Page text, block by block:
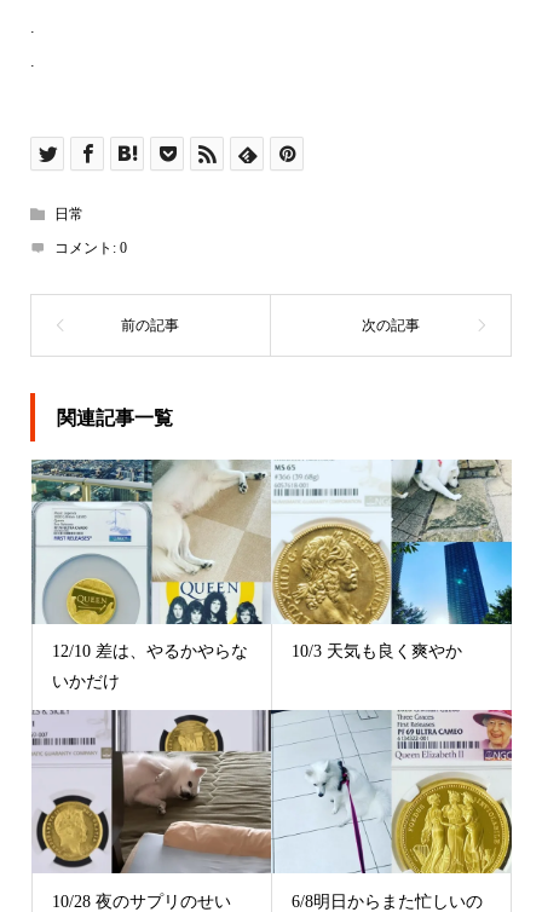
.
.
日常
コメント: 0
関連記事一覧
12/10 差は、やるかやらな
いかだけ
10/3 天気も良く爽やか
10/28 夜のサプリのせい
6/8明日からまた忙しいの